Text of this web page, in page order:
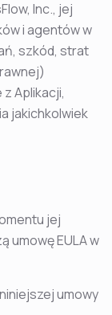
Inc., jej
i agentów w
szkód, strat
Aplikacji,
jakichkolwiek
jej
umowę EULA w
umowy